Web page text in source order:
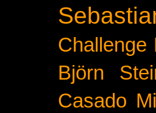
Challenge
Björn
Casado